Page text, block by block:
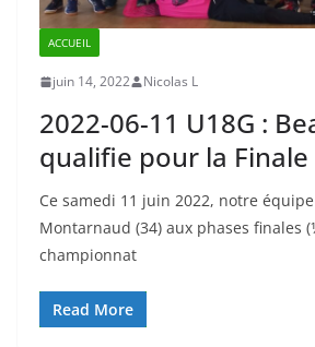
ACCUEIL
juin 14, 2022 Nicolas L
2022-06-11 U18G :
qualifie pour la Finale
Ce samedi 11 juin 2022, notre
Montarnaud (34) aux phases finales
championnat
Read More